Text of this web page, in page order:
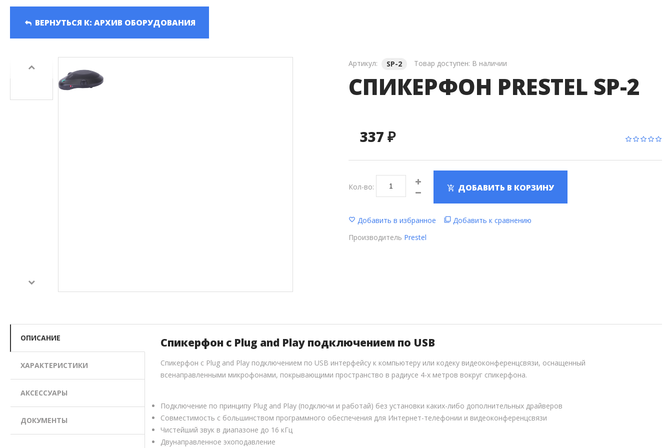
Серия HD-PTZ400
Серия HD-PTZ500
Панели Для Видеостен
ВЕРНУТЬСЯ К: АРХИВ ОБОРУДОВАНИЯ
Артикул: SP-2 Товар доступен: В наличии
СПИКЕРФОН PRESTEL SP-2
337 ₽
Кол-во: ДОБАВИТЬ В КОРЗИНУ
Добавить в избранное
Добавить к сравнению
Производитель Prestel
ОПИСАНИЕ
ХАРАКТЕРИСТИКИ
АКСЕССУАРЫ
ДОКУМЕНТЫ
Спикерфон с Plug and Play подключением по USB
Спикерфон с Plug and Play подключением по USB интерфейсу к компьютеру или кодеку видеоконференцсвязи, оснащенный
всенаправленными микрофонами, покрывающими пространство в радиусе 4-х метров вокруг спикерфона.
Подключение по принципу Plug and Play (подключи и работай) без установки каких-либо дополнительных драйверов
Совместимость с большинством программного обеспечения для Интернет-телефонии и видеоконференцсвязи
Чистейший звук в диапазоне до 16 кГц
Двунаправленное эхоподавление